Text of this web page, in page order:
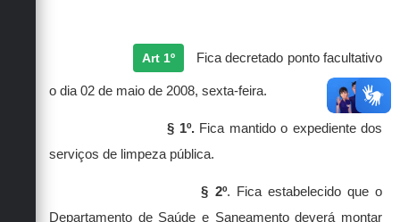
Art 1º Fica decretado ponto facultativo
o dia 02 de maio de 2008, sexta-feira.
§ 1º.Fica mantido o expediente dos
serviços de limpeza pública.
§ 2º. Fica estabelecido que o
Departamento de Saúde e Saneamento deverá montar